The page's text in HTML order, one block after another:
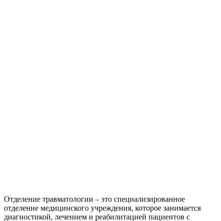
Отделение травматологии – это специализированное
отделение медицинского учреждения, которое занимается
диагностикой, лечением и реабилитацией пациентов с